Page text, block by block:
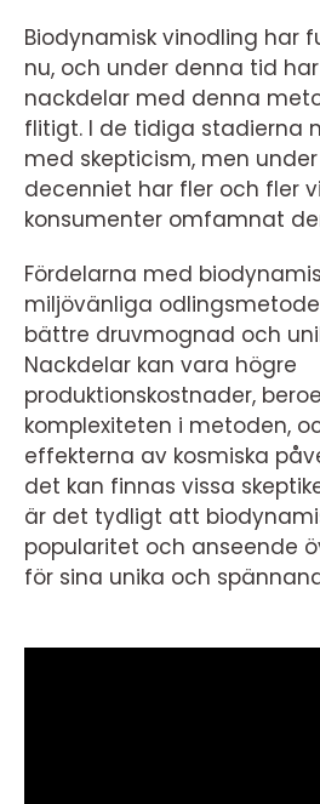
Biodynamisk vinodling har
nu, och under denna tid
nackdelar med denna
flitigt. I de tidiga stadierna
med skepticism, men
decenniet har fler och fler
konsumenter omfamnat
Fördelarna med
miljövänliga
bättre druvmognad och
Nackdelar kan vara högre
produktionskostnader,
komplexiteten i metoden,
effekterna av kosmiska
det kan finnas vissa
är det tydligt att
popularitet och anseende
för sina unika och